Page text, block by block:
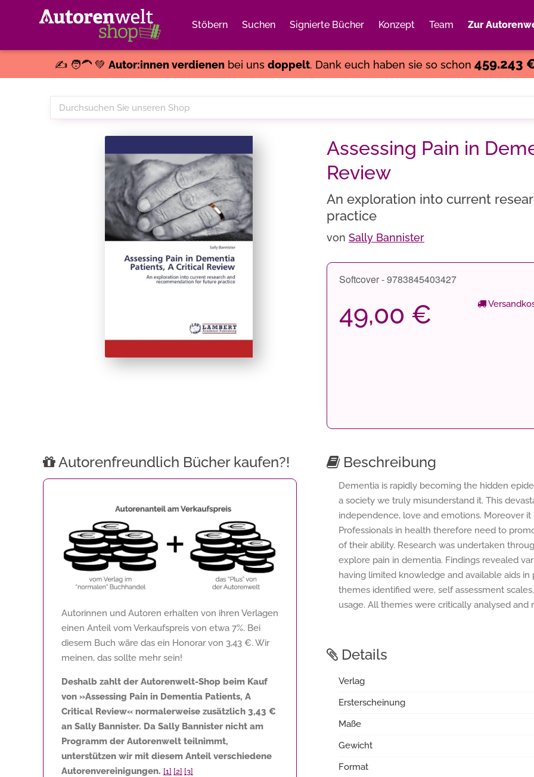
Stöbern Suchen Signierte Bücher Konzept Team Zur
✍️ 🧑‍🦱 💚 Autor:innen verdienenbei uns doppelt. Dank euch haben sie so schon 459.243
Durchsuchen
Sie
Assessing Pain in
Review
An exploration into current
practice
von Sally Bannister
Softcover - 9783845403427
49,00 €
Autorenfreundlich Bücher kaufen?!
Autorinnen und Autoren erhalten von ihren Verlagen
einen Anteil vom Verkaufspreis von etwa 7%. Bei
diesem Buch wäre das ein Honorar von 3,43 €. Wir
meinen, das sollte mehr sein!
Deshalb zahlt der Autorenwelt-Shop beim Kauf
von »Assessing Pain in Dementia Patients, A
Critical Review« normalerweise zusätzlich 3,43 €
an Sally Bannister. Da Sally Bannister nicht am
Programm der Autorenwelt teilnimmt,
unterstützen wir mit diesem Anteil verschiedene
Autorenvereinigungen. [1] [2] [3]
Beschreibung
Dementia is rapidly becoming the hidden
a society we truly misunderstand it. This
independence, love and emotions. Moreover
Professionals in health therefore need to
of their ability. Research was undertaken
explore pain in dementia. Findings revealed
having limited knowledge and available aids
themes identified were, self assessment
usage. All themes were critically analysed
Details
Verlag
Ersterscheinung
Maße
Gewicht
Format